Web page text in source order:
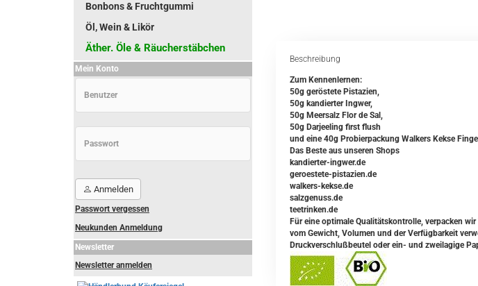
Beschreibung
Zum Kennenlernen:
50g geröstete Pistazien,
50g kandierter Ingwer,
50g Meersalz Flor de Sal,
50g Darjeeling first flush
und eine 40g Probierpackung Walkers Kekse
Das Beste aus unseren Shops
kandierter-ingwer.de
geroestete-pistazien.de
walkers-kekse.de
salzgenuss.de
teetrinken.de
Für eine optimale Qualitätskontrolle, verpacken
vom Gewicht, Volumen und der Verfügbarkeit
Druckverschlußbeutel oder ein- und zweilagige
Bonbons & Fruchtgummi
Öl, Wein & Likör
Äther. Öle & Räucherstäbchen
Mein Konto
Anmelden
Passwort vergessen
Neukunden Anmeldung
Newsletter
Newsletter anmelden